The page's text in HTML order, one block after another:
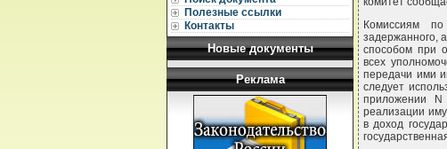
Полезные ссылки
Контакты
Новые документы
Реклама
Комиссиям
задержанного,
способом при
всех
передачи ими
следует
приложении
реализации
в доход